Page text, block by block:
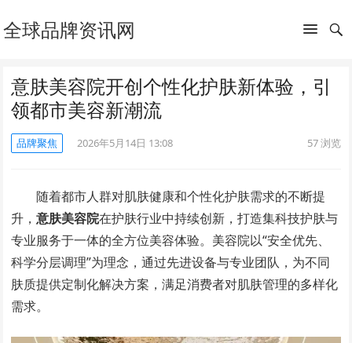
全球品牌资讯网
意肤美容院开创个性化护肤新体验，引
领都市美容新潮流
品牌聚焦 2026年5月14日 13:08 57浏览
随着都市人群对肌肤健康和个性化护肤需求的不断提
升，意肤美容院在护肤行业中持续创新，打造集科技护肤与
专业服务于一体的全方位美容体验。美容院以“安全优先、
科学分层调理”为理念，通过先进设备与专业团队，为不同
肤质提供定制化解决方案，满足消费者对肌肤管理的多样化
需求。